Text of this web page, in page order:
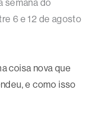
semana do
6 e 12 de agosto
coisa nova que
e como isso